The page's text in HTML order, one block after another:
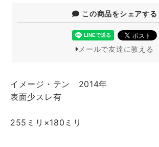
この商品をシェアする
メールで友達に教える
イメージ・テン 2014年
表面少スレ有
255ミリ×180ミリ